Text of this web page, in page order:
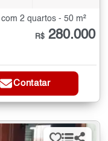
2 quartos - 50 m²
R$ 280.000
Contatar